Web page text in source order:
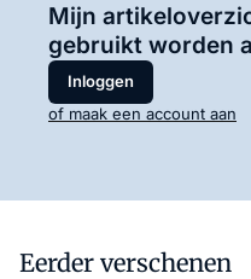
Mijn
gebruikt worden
Inloggen
of maak een account aan
Eerder verschenen